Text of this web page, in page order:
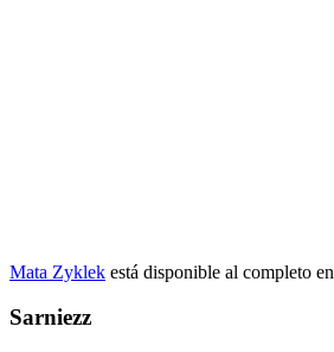
Mata Zyklek está disponible al completo en
Sarniezz